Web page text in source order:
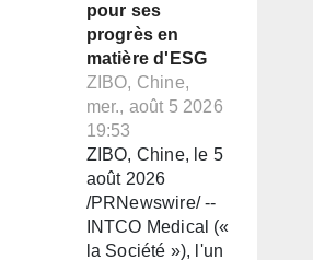
pour ses
progrès en
matière d'ESG
ZIBO, Chine,
mer., août 5 2026
19:53
ZIBO, Chine, le 5
août 2026
/PRNewswire/ --
INTCO Medical («
la Société »), l'un